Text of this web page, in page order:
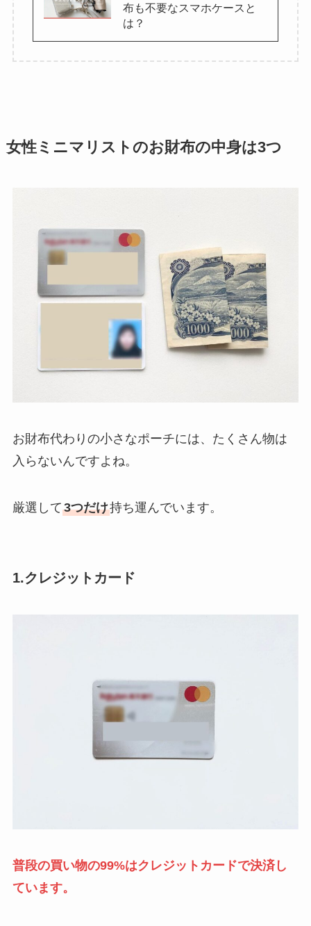
布も不要なスマホケースと
は？
女性ミニマリストのお財布の中身は3つ
お財布代わりの小さなポーチには、たくさん物は
入らないんですよね。
厳選して3つだけ持ち運んでいます。
1.クレジットカード
普段の買い物の99%はクレジットカードで決済し
ています。